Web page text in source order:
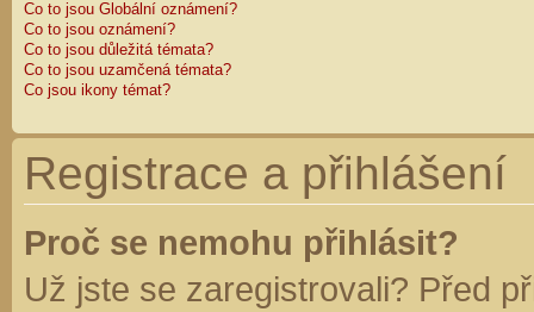
Co to jsou Globální oznámení?
Co to jsou oznámení?
Co to jsou důležitá témata?
Co to jsou uzamčená témata?
Co jsou ikony témat?
Registrace a přihlášení
Proč se nemohu přihlásit?
Už jste se zaregistrovali? Před